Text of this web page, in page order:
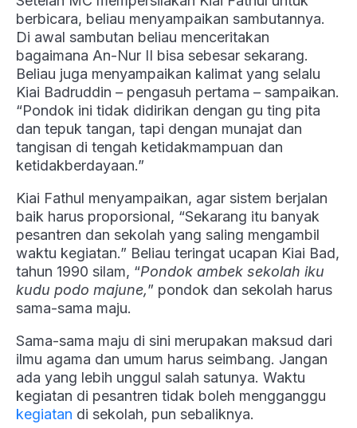
berbicara, beliau menyampaikan sambutannya.
Di awal sambutan beliau menceritakan
bagaimana An-Nur II bisa sebesar sekarang.
Beliau juga menyampaikan kalimat yang selalu
Kiai Badruddin – pengasuh pertama – sampaikan.
“Pondok ini tidak didirikan dengan gu ting pita
dan tepuk tangan, tapi dengan munajat dan
tangisan di tengah ketidakmampuan dan
ketidakberdayaan.”
Kiai Fathul menyampaikan, agar sistem berjalan
baik harus proporsional, “Sekarang itu banyak
pesantren dan sekolah yang saling mengambil
waktu kegiatan.” Beliau teringat ucapan Kiai Bad,
tahun 1990 silam, “Pondok ambek sekolah iku
kudu podo majune,” pondok dan sekolah harus
sama-sama maju.
Sama-sama maju di sini merupakan maksud dari
ilmu agama dan umum harus seimbang. Jangan
ada yang lebih unggul salah satunya. Waktu
kegiatan di pesantren tidak boleh mengganggu
kegiatan di sekolah, pun sebaliknya.